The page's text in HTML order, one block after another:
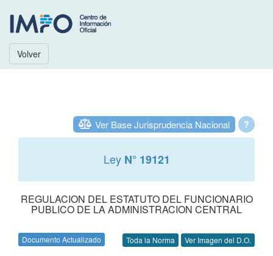
Volver
?
Ver Base Jurisprudencia Nacional
Ley N° 19121
REGULACION DEL ESTATUTO DEL FUNCIONARIO
PUBLICO DE LA ADMINISTRACION CENTRAL
Documento Actualizado Toda la Norma Ver Imagen del D.O.